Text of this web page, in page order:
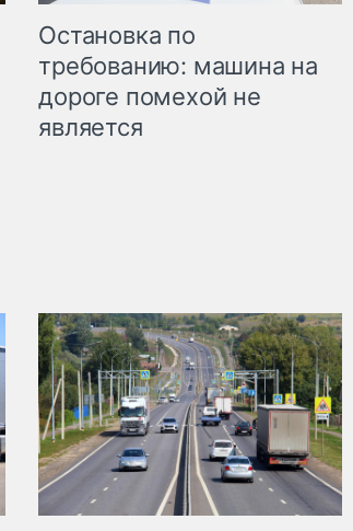
Остановка по
требованию: машина на
дороге помехой не
является